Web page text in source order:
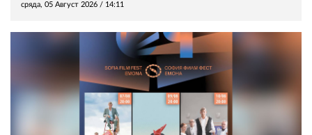
сряда, 05 Август 2026 / 14:11